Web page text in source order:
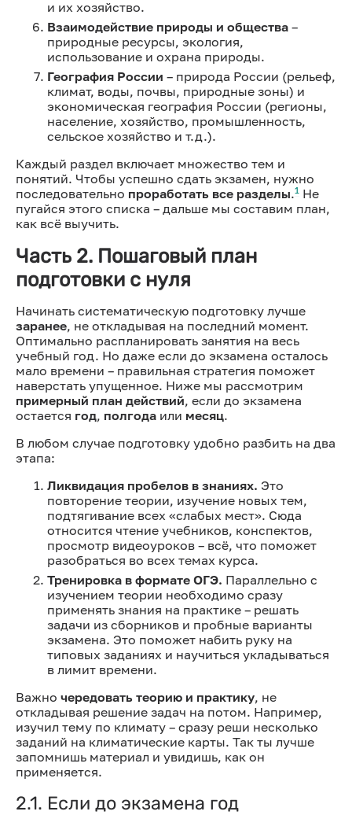
и их хозяйство.
Взаимодействие природы и общества –
природные ресурсы, экология,
использование и охрана природы.
География России – природа России (рельеф,
климат, воды, почвы, природные зоны) и
экономическая география России (регионы,
население, хозяйство, промышленность,
сельское хозяйство и т.д.).
Каждый раздел включает множество тем и
понятий. Чтобы успешно сдать экзамен, нужно
последовательно проработать все разделы.1 Не
пугайся этого списка – дальше мы составим план,
как всё выучить.
Часть 2. Пошаговый план
подготовки с нуля
Начинать систематическую подготовку лучше
заранее, не откладывая на последний момент.
Оптимально распланировать занятия на весь
учебный год. Но даже если до экзамена осталось
мало времени – правильная стратегия поможет
наверстать упущенное. Ниже мы рассмотрим
примерный план действий, если до экзамена
остается год, полгода или месяц.
В любом случае подготовку удобно разбить на два
этапа:
Ликвидация пробелов в знаниях. Это
повторение теории, изучение новых тем,
подтягивание всех «слабых мест». Сюда
относится чтение учебников, конспектов,
просмотр видеоуроков – всё, что поможет
разобраться во всех темах курса.
Тренировка в формате ОГЭ. Параллельно с
изучением теории необходимо сразу
применять знания на практике – решать
задачи из сборников и пробные варианты
экзамена. Это поможет набить руку на
типовых заданиях и научиться укладываться
в лимит времени.
Важно чередовать теорию и практику, не
откладывая решение задач на потом. Например,
изучил тему по климату – сразу реши несколько
заданий на климатические карты. Так ты лучше
запомнишь материал и увидишь, как он
применяется.
2.1. Если до экзамена год